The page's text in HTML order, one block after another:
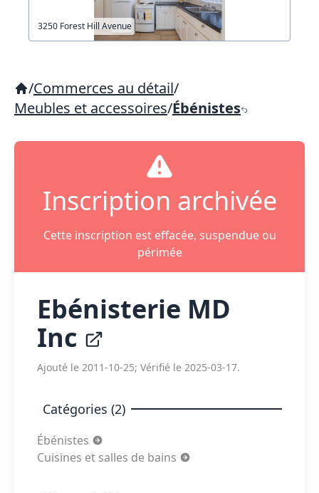
3250 Forest Hill Avenue
/Commerces au détail/
Meubles et accessoires/Ébénistes
Inscription archivée
Cette inscription est effacée, suspendue ou
périmée
Ebénisterie MD
Inc
Ajouté le 2011-10-25; Vérifié le 2025-03-17.
Catégories (2)
Ébénistes
Cuisines et salles de bains